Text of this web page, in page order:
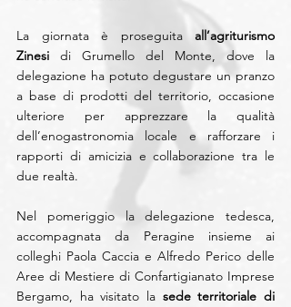
La giornata è proseguita all’agriturismo
Zinesi di Grumello del Monte, dove la
delegazione ha potuto degustare un pranzo
a base di prodotti del territorio, occasione
ulteriore per apprezzare la qualità
dell’enogastronomia locale e rafforzare i
rapporti di amicizia e collaborazione tra le
due realtà.
Nel pomeriggio la delegazione tedesca,
accompagnata da Peragine insieme ai
colleghi Paola Caccia e Alfredo Perico delle
Aree di Mestiere di Confartigianato Imprese
Bergamo, ha visitato la sede territoriale di